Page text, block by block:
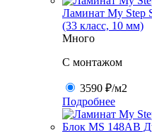
Ламинат My Step
(33 класс, 10 мм)
Много
C монтажом
3590 ₽/м2
Подробнее